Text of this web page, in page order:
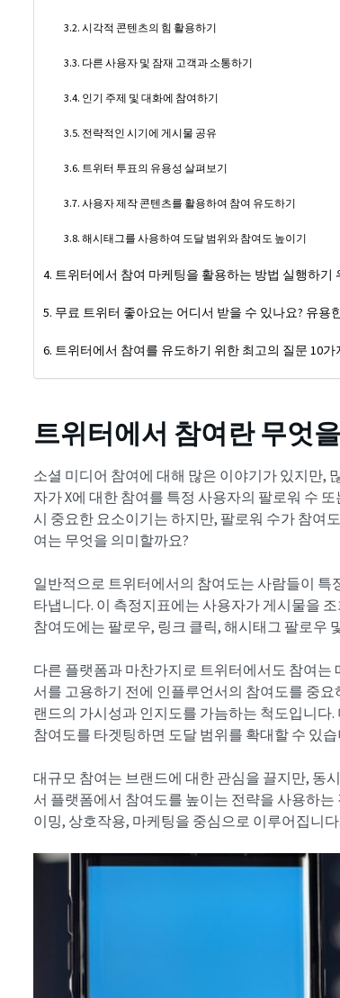
시각적 콘텐츠의 힘 활용하기
다른 사용자 및 잠재 고객과 소통하기
인기 주제 및 대화에 참여하기
전략적인 시기에 게시물 공유
트위터 투표의 유용성 살펴보기
사용자 제작 콘텐츠를 활용하여 참여 유도하기
해시태그를 사용하여 도달 범위와 참여도 높이기
트위터에서 참여 마케팅을 활용하는 방법 실행하기
무료 트위터 좋아요는 어디서 받을 수 있나요? 유용
트위터에서 참여를 유도하기 위한 최고의 질문 10가
트위터에서 참여란 무엇
소셜 미디어 참여에 대해 많은 이야기가 있지만,
자가 X에 대한 참여를 특정 사용자의 팔로워 수
시 중요한 요소이기는 하지만, 팔로워 수가 참여
여는 무엇을 의미할까요?
일반적으로 트위터에서의 참여도는 사람들이
타냅니다. 이 측정지표에는 사용자가 게시물을
참여도에는 팔로우, 링크 클릭, 해시태그 팔로우
다른 플랫폼과 마찬가지로 트위터에서도 참여
서를 고용하기 전에 인플루언서의 참여도를 중
랜드의 가시성과 인지도를 가늠하는 척도입니다
참여도를 타겟팅하면 도달 범위를 확대할 수 있습
대규모 참여는 브랜드에 대한 관심을 끌지만, 동
서 플랫폼에서 참여도를 높이는 전략을 사용하
이밍, 상호작용, 마케팅을 중심으로 이루어집니다.